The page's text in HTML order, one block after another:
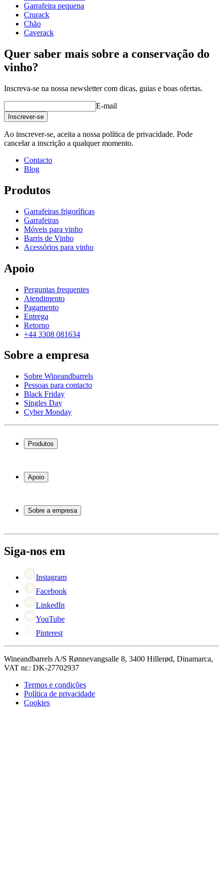
profundidade (cm)32
Peso (kg)
Garrafeira pequena
Crurack
Chão
Caverack
Quer saber mais sobre a conservação do
vinho?
Inscreva-se na nossa newsletter com dicas, guias e boas ofertas.
E-mail
Inscrever-se
Ao inscrever-se, aceita a nossa política de privacidade. Pode
cancelar a inscrição a qualquer momento.
Contacto
Blog
Produtos
Garrafeiras frigoríficas
Garrafeiras
Móveis para vinho
Barris de Vinho
Acessórios para vinho
Apoio
Perguntas frequentes
Atendimento
Pagamento
Entrega
Retorno
+44 3308 081634
Sobre a empresa
Sobre Wineandbarrels
Pessoas para contacto
Black Friday
Singles Day
Cyber Monday
Produtos
Garrafeiras
Móveis para vinho
Apoio
Atendimento
Pagamento
Retorno
Sobre a empresa
Black Friday
Singles Day
Siga-nos em
Instagram
Facebook
LinkedIn
YouTube
Pinterest
Wineandbarrels A/S Rønnevangsalle 8, 3400 Hillerød, Dinamarca,
VAT nr.: DK-27702937
Termos e condições
Política de privacidade
Cookies